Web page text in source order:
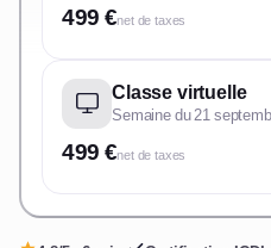
499 €net de taxes
Classe virtuelle
Semaine du 21
499 €net de taxes